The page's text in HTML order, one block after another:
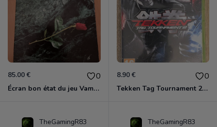
85.00 € 0
Écran bon état du jeu Vampire et livre de règles « la mascarade » état d’usage
8.90 € 0
Tekken Tag Tournament 2 Xbox 360
TheGamingR83 TheGamingR83